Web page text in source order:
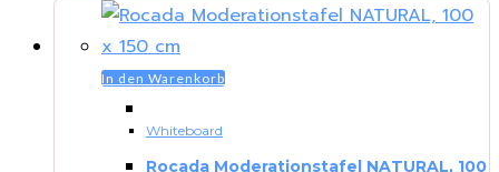
In den Warenkorb
Whiteboard
Rocada Moderationstafel NATURAL, 100